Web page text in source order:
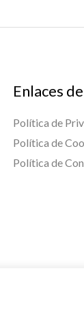
Enlaces
Política de
Política de
Política de